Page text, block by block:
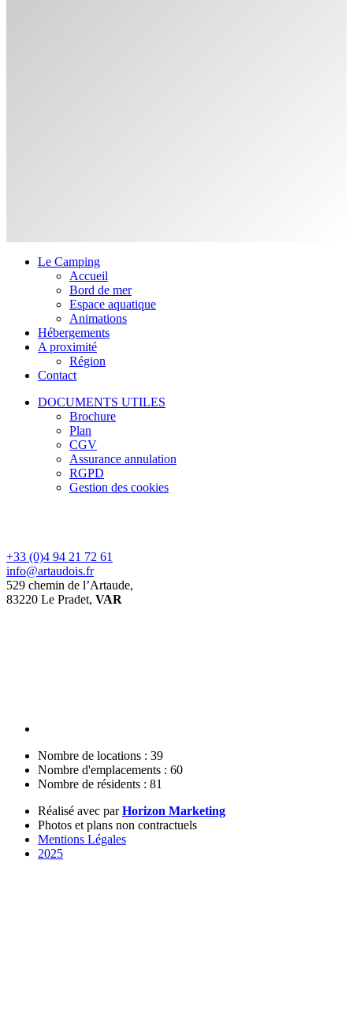
Le Camping
Accueil
Bord de mer
Espace aquatique
Animations
Hébergements
A proximité
Région
Contact
DOCUMENTS UTILES
Brochure
Plan
CGV
Assurance annulation
RGPD
Gestion des cookies
+33 (0)4 94 21 72 61
info@artaudois.fr
529 chemin de l’Artaude,
83220 Le Pradet, VAR
Nombre de locations : 39
Nombre d'emplacements : 60
Nombre de résidents : 81
Réalisé avec parHorizon Marketing
Photos et plans non contractuels
Mentions Légales
2025